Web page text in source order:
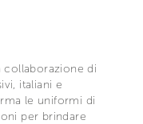
collaborazione di
italiani e
le uniformi di
per brindare